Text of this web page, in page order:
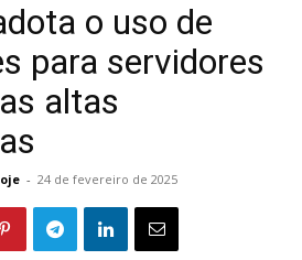
o uso de
para servidores
altas
- 24 de fevereiro de 2025